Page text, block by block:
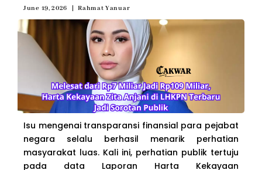
June 19, 2026 Rahmat Yanuar
Isu mengenai transparansi finansial para pejabat
negara selalu berhasil menarik perhatian
masyarakat luas. Kali ini, perhatian publik tertuju
pada data Laporan Harta Kekayaan